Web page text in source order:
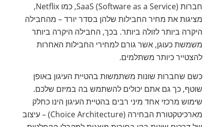
חברות SaaS (Software as a Service), כמו Netflix,
מציגות את מחיר החבילות שלהן בסדר יורד – מהחבילה
היקרה ביותר לזולה ביותר. בכך, החבילה היקרה ביותר
משמשת כעוגן, אשר גורם למחירי החבילות האחרות
להצטייר כיותר משתלמים.
כשם שחברות שונות משתמשות בהטיית העיגון באופן
שוטף, כך גם אתם יכולים להשתמש בה במיזם שלכם.
שימוש מרכזי אחד מיני רבים בהטיית העיגון הינו כחלק
מארכיטקטורת הבחירה (Choice Architecture) – עיצוב